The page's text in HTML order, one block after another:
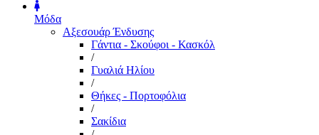
Μόδα
Αξεσουάρ Ένδυσης
Γάντια - Σκούφοι - Κασκόλ
/
Γυαλιά Ηλίου
/
Θήκες - Πορτοφόλια
/
Σακίδια